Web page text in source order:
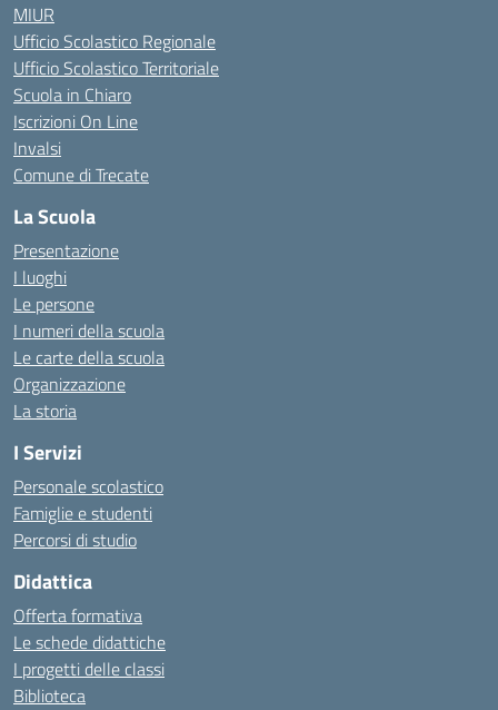
MIUR
Ufficio Scolastico Regionale
Ufficio Scolastico Territoriale
Scuola in Chiaro
Iscrizioni On Line
Invalsi
Comune di Trecate
La Scuola
Presentazione
I luoghi
Le persone
I numeri della scuola
Le carte della scuola
Organizzazione
La storia
I Servizi
Personale scolastico
Famiglie e studenti
Percorsi di studio
Didattica
Offerta formativa
Le schede didattiche
I progetti delle classi
Biblioteca